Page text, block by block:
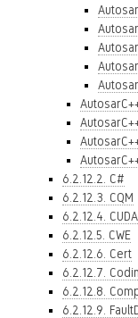
6.2.12.2. C#
6.2.12.3. CQM
6.2.12.4. CUDA
6.2.12.5. CWE
6.2.12.6. Cert
6.2.12.7.
6.2.12.8.
6.2.12.9.